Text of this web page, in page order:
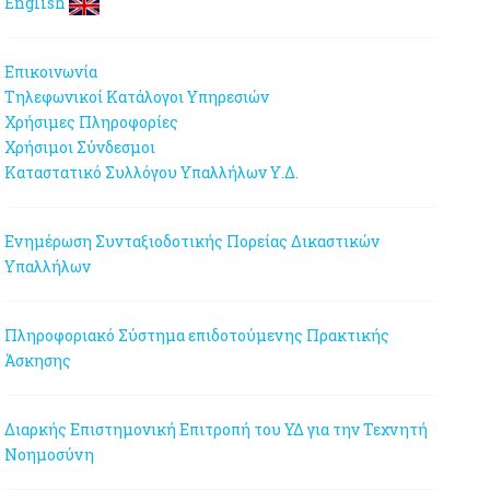
Επικοινωνία
Τηλεφωνικοί Κατάλογοι Υπηρεσιών
Χρήσιμες Πληροφορίες
Χρήσιμοι Σύνδεσμοι
Καταστατικό Συλλόγου Υπαλλήλων Υ.Δ.
Ενημέρωση Συνταξιοδοτικής Πορείας Δικαστικών
Υπαλλήλων
Πληροφοριακό Σύστημα επιδοτούμενης Πρακτικής
Άσκησης
Διαρκής Επιστημονική Επιτροπή του ΥΔ για την Τεχνητή
Νοημοσύνη